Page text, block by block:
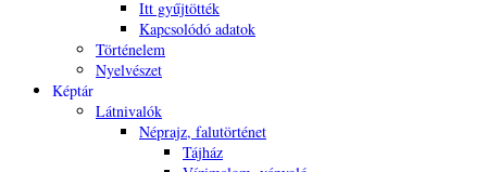
Itt gyűjtötték
Kapcsolódó adatok
Történelem
Nyelvészet
Képtár
Látnivalók
Néprajz, falutörténet
Tájház